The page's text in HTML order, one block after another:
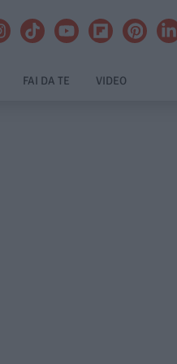
FAI DA TE VIDEO